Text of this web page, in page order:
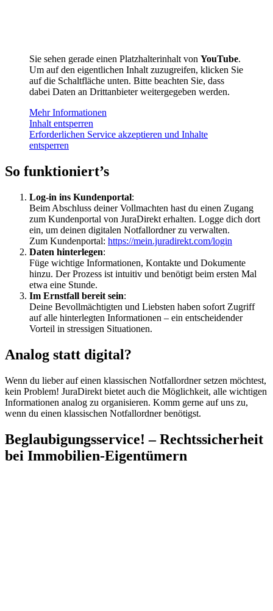
Sie sehen gerade einen Platzhalterinhalt von YouTube.
Um auf den eigentlichen Inhalt zuzugreifen, klicken Sie
auf die Schaltfläche unten. Bitte beachten Sie, dass
dabei Daten an Drittanbieter weitergegeben werden.
Mehr Informationen
Inhalt entsperren
Erforderlichen Service akzeptieren und Inhalte
entsperren
So funktioniert’s
Log-in ins Kundenportal:
Beim Abschluss deiner Vollmachten hast du einen Zugang
zum Kundenportal von JuraDirekt erhalten. Logge dich dort
ein, um deinen digitalen Notfallordner zu verwalten.
Zum Kundenportal: https://mein.juradirekt.com/login
Daten hinterlegen:
Füge wichtige Informationen, Kontakte und Dokumente
hinzu. Der Prozess ist intuitiv und benötigt beim ersten Mal
etwa eine Stunde.
Im Ernstfall bereit sein:
Deine Bevollmächtigten und Liebsten haben sofort Zugriff
auf alle hinterlegten Informationen – ein entscheidender
Vorteil in stressigen Situationen.
Analog statt digital?
Wenn du lieber auf einen klassischen Notfallordner setzen möchtest,
kein Problem! JuraDirekt bietet auch die Möglichkeit, alle wichtigen
Informationen analog zu organisieren. Komm gerne auf uns zu,
wenn du einen klassischen Notfallordner benötigst.
Beglaubigungsservice! – Rechtssicherheit
bei Immobilien-Eigentümern